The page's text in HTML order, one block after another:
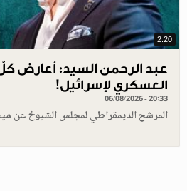
2.20
عبد الرحمن السيد: أعارض
العسكري لإسرائيل!
06/08/2026 - 20:33
المرشح الديمقراطي لمجلس الشيوخ عن